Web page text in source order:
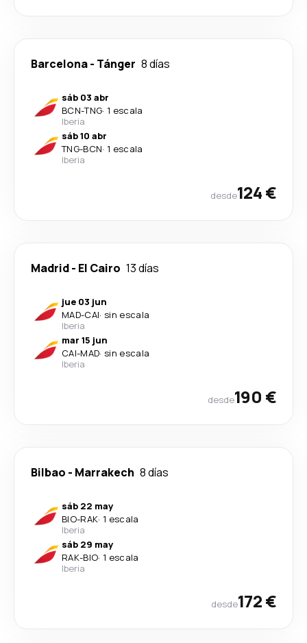
Barcelona- Tánger 8 días
sáb 03 abr
BCN-TNG· 1 escala
Iberia
sáb 10 abr
TNG-BCN· 1 escala
Iberia
desde124 €
Madrid- El Cairo 13 días
jue 03 jun
MAD-CAI· sin escala
Iberia
mar 15 jun
CAI-MAD· sin escala
Iberia
desde190 €
Bilbao - Marrakech 8 días
sáb 22 may
BIO-RAK· 1 escala
Iberia
sáb 29 may
RAK-BIO· 1 escala
Iberia
desde172 €